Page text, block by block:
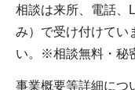
相談は来所、電話、
み）で受け付けてい
い。※相談無料・秘
事業概要等詳細につ